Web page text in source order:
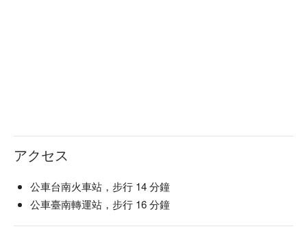
アクセス
公車台南火車站，步行 14 分鐘
公車臺南轉運站，步行 16 分鐘